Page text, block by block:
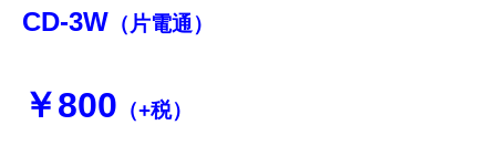
CD-3W （片電通）
￥800 （+税）